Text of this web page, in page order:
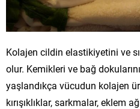
Kolajen cildin elastikiyetini ve
olur. Kemikleri ve bağ
yaşlandıkça vücudun kolajen
kırışıklıklar, sarkmalar, eklem